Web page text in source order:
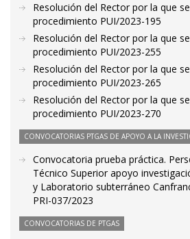
Resolución del Rector por la que
procedimiento PUI/2023-195
Resolución del Rector por la que
procedimiento PUI/2023-255
Resolución del Rector por la que
procedimiento PUI/2023-265
Resolución del Rector por la que
procedimiento PUI/2023-270
CONVOCATORIAS PTGAS DE APOYO A LA
Convocatoria prueba práctica.
Técnico Superior apoyo
y Laboratorio subterráneo
PRI-037/2023
CONVOCATORIAS DE PTGAS